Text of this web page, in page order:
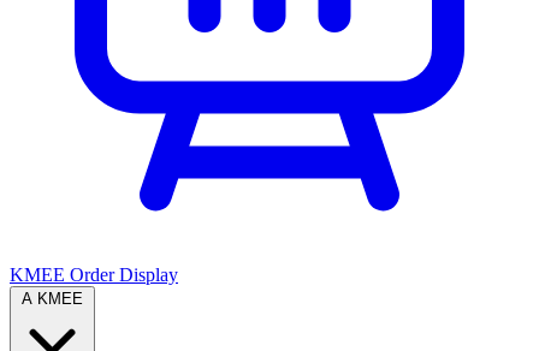
KMEE Order Display